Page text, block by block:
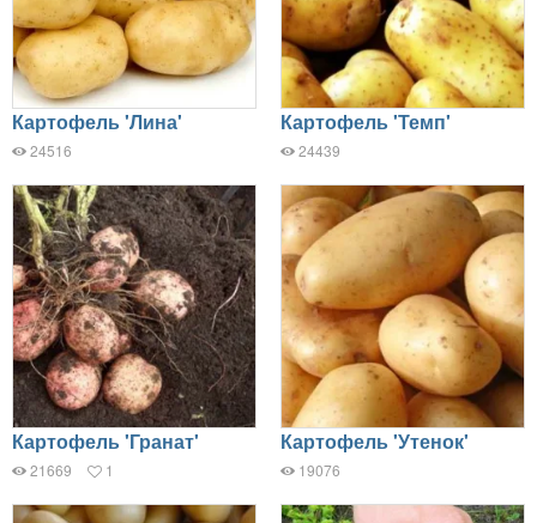
Картофель 'Лина'
24516
Картофель 'Темп'
24439
Картофель 'Гранат'
21669 1
Картофель 'Утенок'
19076